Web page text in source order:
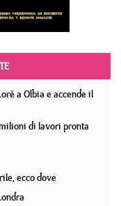
a Olbia e accende il
di lavori pronta
ecco dove